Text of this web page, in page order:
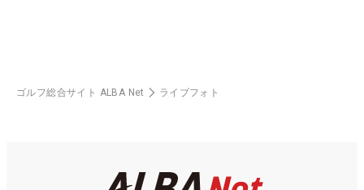
ゴルフ総合サイト ALBA Net ライブフォト